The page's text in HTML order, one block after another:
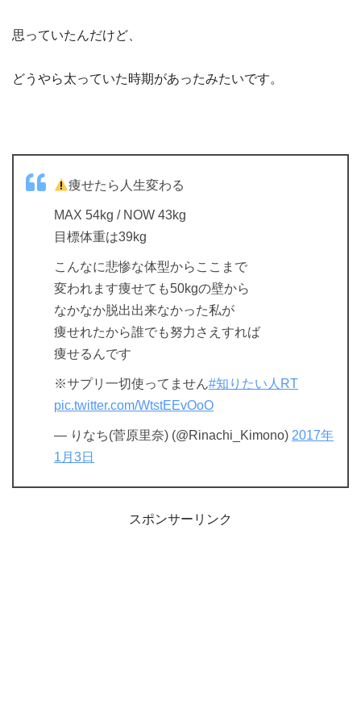
思っていたんだけど、
どうやら太っていた時期があったみたいです。
痩せたら人生変わる
MAX 54kg / NOW 43kg
目標体重は39kg
こんなに悲惨な体型からここまで
変われます痩せても50kgの壁から
なかなか脱出出来なかった私が
痩せれたから誰でも努力さえすれば
痩せるんです
※サプリ一切使ってません#知りたい人RT
pic.twitter.com/WtstEEvOoO
— りなち(菅原里奈) (@Rinachi_Kimono) 2017年
1月3日
スポンサーリンク